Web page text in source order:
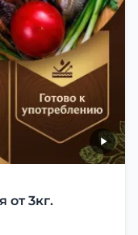
от 3кг.